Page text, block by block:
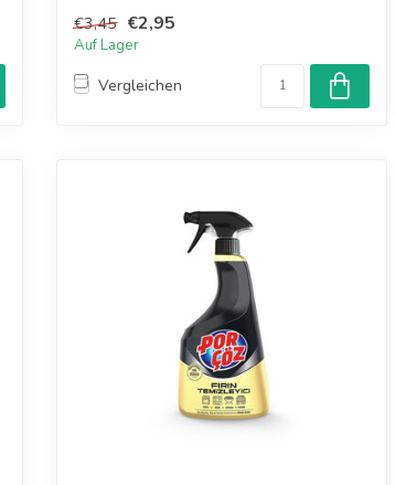
€3,45 €2,95
Auf Lager
Vergleichen